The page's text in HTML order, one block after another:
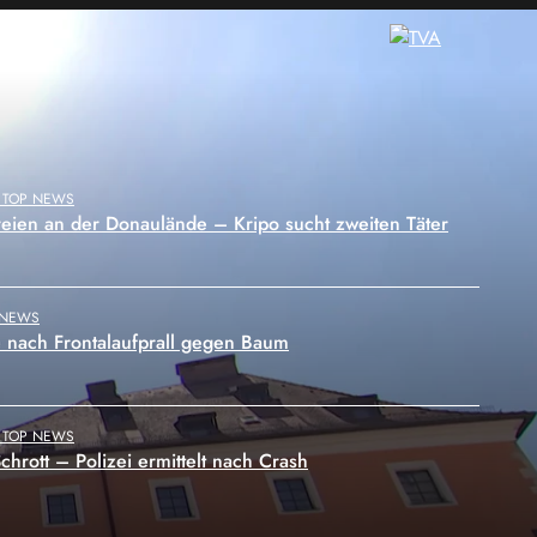
Frontalaufprall gegen Baum
NEWS
– Polizei ermittelt nach Crash
Guericke wird Hitzeschutzraum